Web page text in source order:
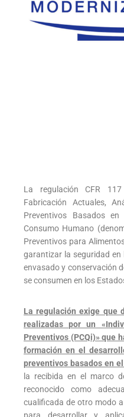
La regulación CFR
Fabricación Actuales,
Preventivos Basados
Consumo Humano
Preventivos para
garantizar la seguridad
envasado y conservación
se consumen en los
La regulación exige que
realizadas por un
Preventivos (PCQi)» que
formación en el
preventivos basados en
la recibida en el marco
reconocido como
cualificada de otro modo